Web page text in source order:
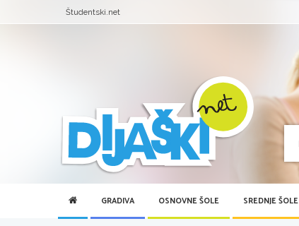
Študentski.net
GRADIVA OSNOVNE ŠOLE SREDNJE ŠOLE